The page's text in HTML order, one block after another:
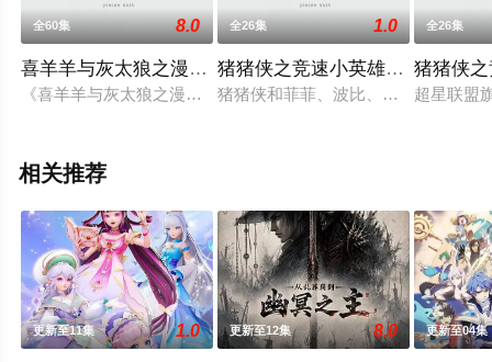
全60集 8.0
喜羊羊与灰太狼之漫镜头
《喜羊羊与灰太狼之漫镜头》是由广东原创动力文化传播有限公
全26集 1.0
猪猪侠之竞速小英雄第1季
猪猪侠和菲菲、波比、小呆呆、超人
全26集
猪猪侠
超星联盟
相关推荐
更新至11集 1.0 更新至12集 8.0 更新至04集